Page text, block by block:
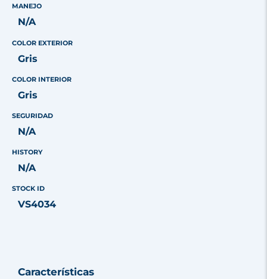
MANEJO
N/A
COLOR EXTERIOR
Gris
COLOR INTERIOR
Gris
SEGURIDAD
N/A
HISTORY
N/A
STOCK ID
VS4034
Características